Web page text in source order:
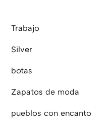
Trabajo
Silver
botas
Zapatos de moda
pueblos con encanto